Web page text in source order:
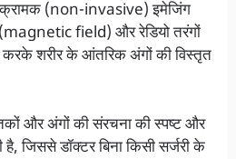
(non-invasive) इमेजिंग
field) और रेडियो तरंगों
शरीर के आंतरिक अंगों की विस्तृत
और अंगों की संरचना की स्पष्ट और
जिससे डॉक्टर बिना किसी सर्जरी के